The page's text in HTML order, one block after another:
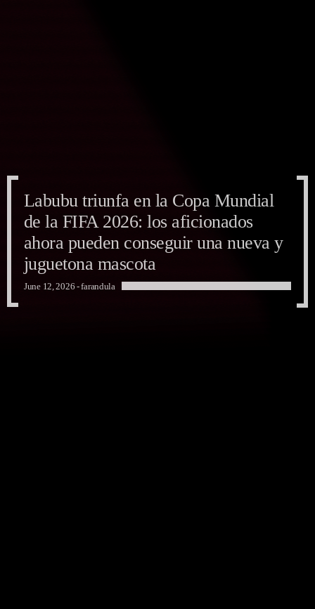
Labubu triunfa en la Copa Mundial
de la FIFA 2026: los aficionados
ahora pueden conseguir una nueva y
juguetona mascota
June 12, 2026 -farandula